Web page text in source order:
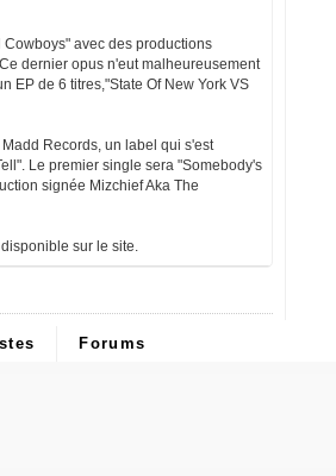
avec des productions
dernier opus n'eut malheureusement
EP de 6 titres,"State Of New York VS
Records, un label qui s'est
Le premier single sera "Somebody's
signée Mizchief Aka The
sur le site.
Forums